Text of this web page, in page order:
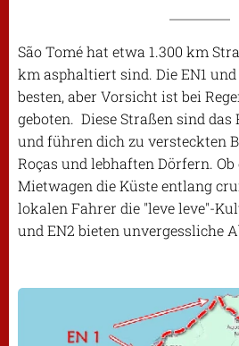
São Tomé hat etwa 1.300 km
km asphaltiert sind. Die EN1 und
besten, aber Vorsicht ist bei
geboten. Diese Straßen sind das
und führen dich zu versteckten
Roças und lebhaften Dörfern.
Mietwagen die Küste entlang
lokalen Fahrer die "leve leve"-
und EN2 bieten unvergessliche